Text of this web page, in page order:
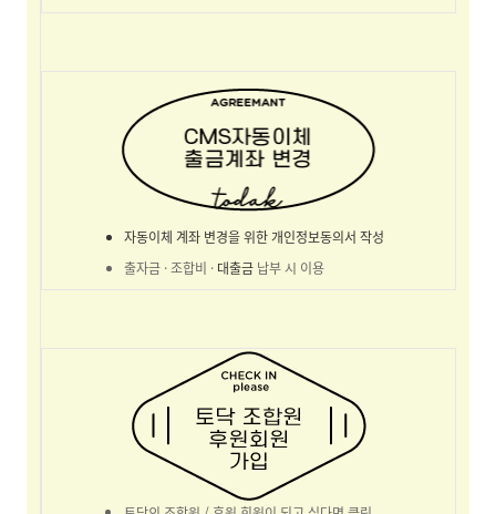
자동이체 계좌 변경을 위한 개인정보동의서 작성
출자금 · 조합비 · 대출금 납부 시 이용